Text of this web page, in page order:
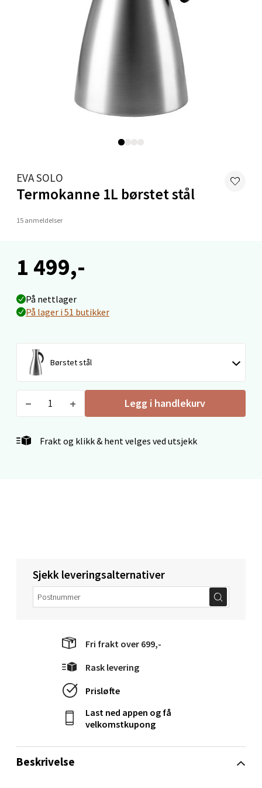
EVA SOLO
Termokanne 1L børstet stål
15 anmeldelser
1 499,-
På nettlager
På lager i 51 butikker
Børstet stål
Legg i handlekurv
Frakt og klikk & hent velges ved utsjekk
Beskrivelse
Sjekk leveringsalternativer
Fri frakt over 699,-
Rask levering
Prisløfte
Last ned appen og få
velkomstkupong
Bergen - Thon Senter Sartor
Sartorvegen 12, 5353 Straume
Åpent i dag 10-21
Trondheim - Sirkus Shopping
Åpent i dag 09-21
Ski Storsenter, Jernbanesvingen 6, 1400 Ski
Åpent i dag 10-21
Velg
Åpent i dag 10-20
2 i butikk